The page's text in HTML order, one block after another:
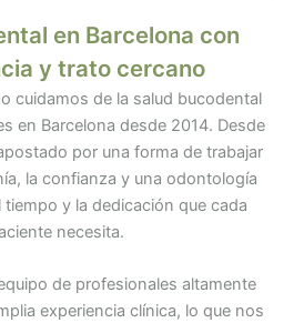
en Barcelona con
y trato cercano
cuidamos de la salud bucodental
en Barcelona desde 2014. Desde
por una forma de trabajar
la confianza y una odontología
y la dedicación que cada
necesita.
de profesionales altamente
experiencia clínica, lo que nos